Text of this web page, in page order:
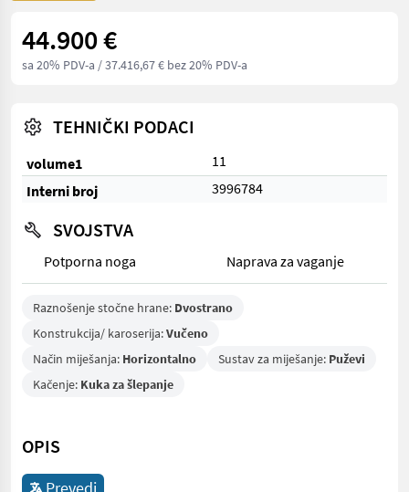
44.900 €
sa 20% PDV-a / 37.416,67 € bez 20% PDV-a
TEHNIČKI PODACI
volume1
11
Interni broj
3996784
SVOJSTVA
Potporna noga Naprava za vaganje
Raznošenje stočne hrane: Dvostrano
Konstrukcija/ karoserija:Vučeno
Način miješanja: Horizontalno Sustav za miješanje: Puževi
Kačenje: Kuka za šlepanje
OPIS